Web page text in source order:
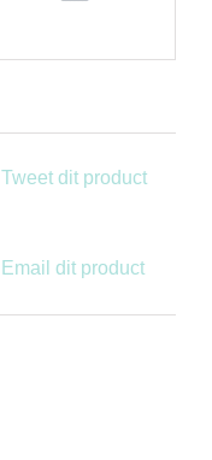
Tweet dit product
Email dit product